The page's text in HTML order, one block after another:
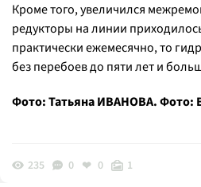
Кроме того, увеличился
редукторы на линии
практически ежемесячно, то
без перебоев до пяти лет и
Фото: Татьяна ИВАНОВА. Фото:
235 0 0 1